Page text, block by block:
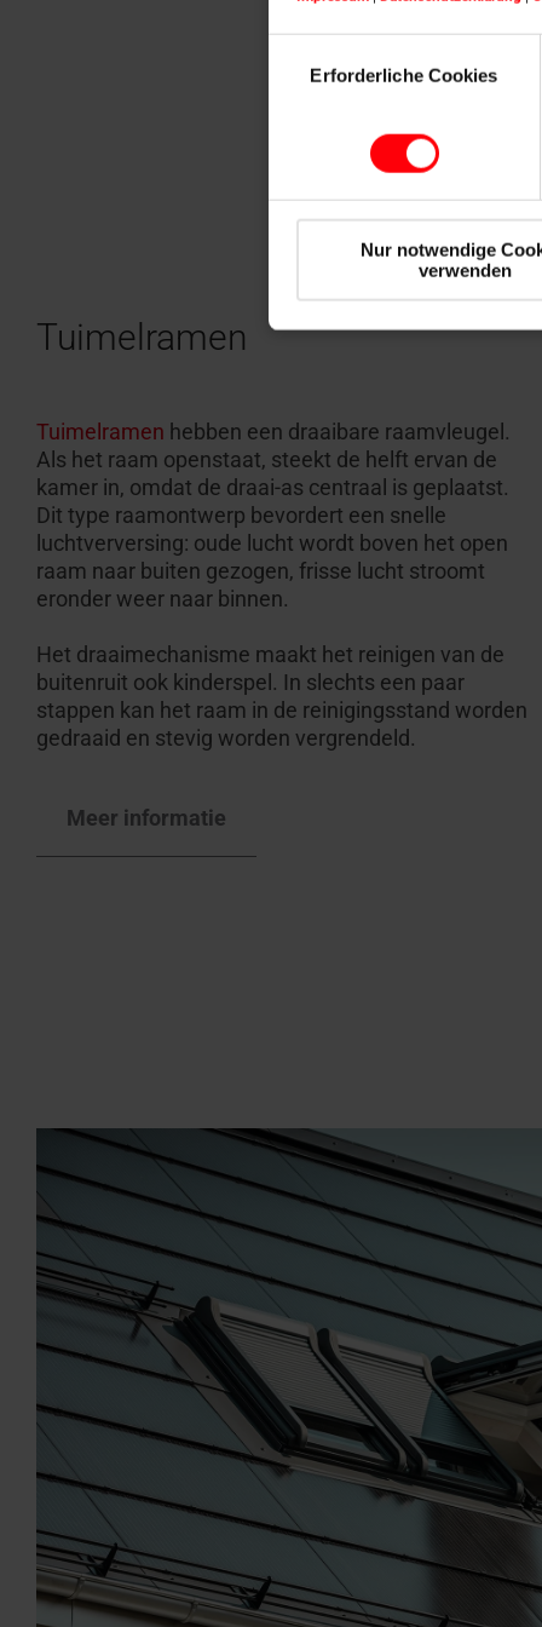
Erforderliche Cookies
Nur notwendige
verwenden
Tuimelramen
Tuimelramen hebben een draaibare raamvleugel.
Als het raam openstaat, steekt de helft ervan de
kamer in, omdat de draai-as centraal is geplaatst.
Dit type raamontwerp bevordert een snelle
luchtverversing: oude lucht wordt boven het open
raam naar buiten gezogen, frisse lucht stroomt
eronder weer naar binnen.
Het draaimechanisme maakt het reinigen van de
buitenruit ook kinderspel. In slechts een paar
stappen kan het raam in de reinigingsstand worden
gedraaid en stevig worden vergrendeld.
Meer informatie